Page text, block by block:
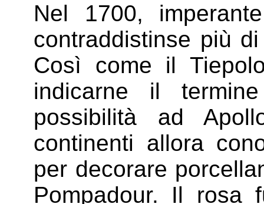
Nel 1700,
contraddistinse più
Così come il
indicarne il
possibilità ad
continenti allora
per decorare
Pompadour. Il rosa